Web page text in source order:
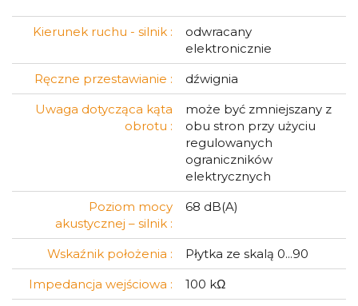
Kierunek ruchu - silnik :
odwracany
elektronicznie
Ręczne przestawianie :
dźwignia
Uwaga dotycząca kąta
obrotu :
może być zmniejszany z
obu stron przy użyciu
regulowanych
ograniczników
elektrycznych
Poziom mocy
akustycznej – silnik :
68 dB(A)
Wskaźnik położenia :
Płytka ze skalą 0...90
Impedancja wejściowa :
100 kΩ